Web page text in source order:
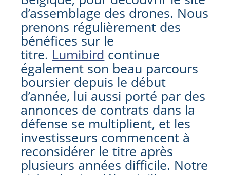
d’assemblage des drones. Nous
prenons régulièrement des
bénéfices sur le
titre. Lumibird continue
également son beau parcours
boursier depuis le début
d’année, lui aussi porté par des
annonces de contrats dans la
défense se multiplient, et les
investisseurs commencent à
reconsidérer le titre après
plusieurs années difficile. Notre